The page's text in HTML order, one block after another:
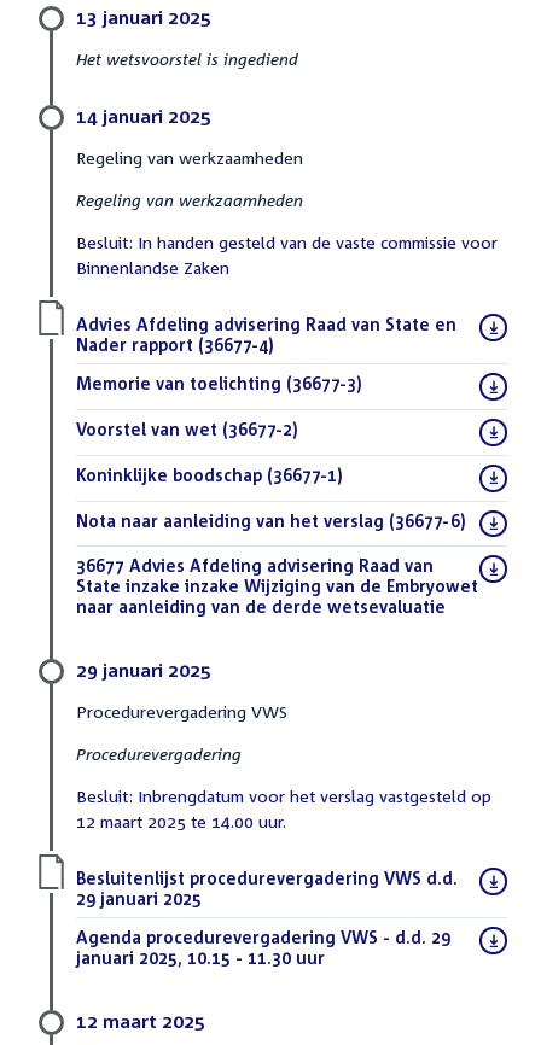
13 januari 2025
Het wetsvoorstel is ingediend
14 januari 2025
Regeling van werkzaamheden
Regeling van werkzaamheden
Besluit: In handen gesteld van de vaste commissie voor
Binnenlandse Zaken
Download
bestand:
Advies Afdeling advisering Raad van State en
Nader rapport (36677-4)
Download
bestand:
Memorie van toelichting (36677-3)
Download
Voorstel van wet (36677-2)
Download
Koninklijke boodschap (36677-1)
Download
bestand:
Nota naar aanleiding van het verslag (36677-6) (PDF)
Download
bestand:
36677 Advies Afdeling advisering Raad van
State inzake inzake Wijziging van de Embryowet
naar aanleiding van de derde wetsevaluatie
29 januari 2025
Procedurevergadering VWS
Procedurevergadering
Besluit: Inbrengdatum voor het verslag vastgesteld op
12 maart 2025 te 14.00 uur.
Download
bestand:
Besluitenlijst procedurevergadering VWS d.d.
29 januari 2025
Download
bestand:
Agenda procedurevergadering VWS - d.d. 29
januari 2025, 10.15 - 11.30 uur
12 maart 2025